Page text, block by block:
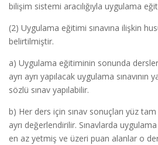
bilişim sistemi aracılığıyla uygulama
(2) Uygulama eğitimi sınavına ilişkin
belirtilmiştir.
a) Uygulama eğitiminin sonunda
ayrı ayrı yapılacak uygulama sınavının
sözlü sınav yapılabilir.
b) Her ders için sınav sonuçları yüz
ayrı değerlendirilir. Sınavlarda
en az yetmiş ve üzeri puan alanlar o ders